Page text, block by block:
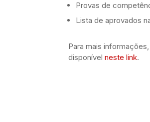
Provas de
Lista de aprovados
Para mais
disponível neste link.